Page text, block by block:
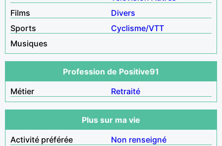
Films
Divers
Sports
Cyclisme/VTT
Musiques
Profession de Positive91
Métier
Retraité
Plus sur ma vie
Activité préférée
Non renseigné